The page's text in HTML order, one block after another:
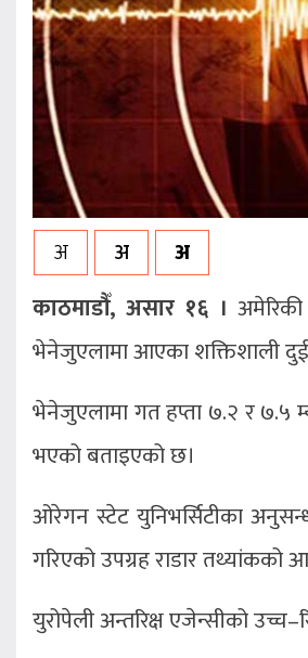
अ अ अ
काठमाडौँ, असार १६ ।
भेनेजुएलामा आएका शक्तिशाली
भेनेजुएलामा गत हप्ता ७.२ र ७.५
भएको बताइएको छ।
ओरेगन स्टेट युनिभर्सिटीका
गरिएको उपग्रह राडार तथ्यांकको
युरोपेली अन्तरिक्ष एजेन्सीको